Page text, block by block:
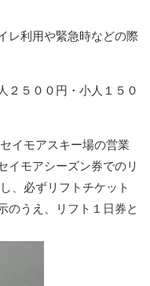
レ利用や緊急時などの際
５００円・小人１５０
イモアスキー場の営業
イモアシーズン券でのリ
、必ずリフトチケット
のうえ、リフト１日券と